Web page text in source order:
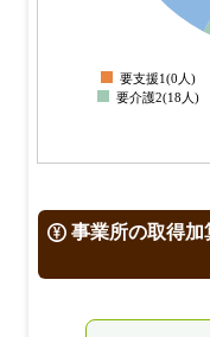
要支援1(0人)
要介護2(18人)
事業所の取得加